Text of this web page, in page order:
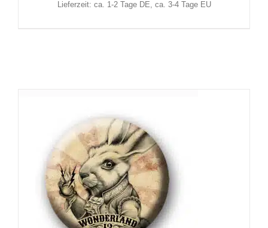
Lieferzeit: ca. 1-2 Tage DE, ca. 3-4 Tage EU